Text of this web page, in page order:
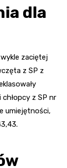
dla
zaciętej
z SP z
z SP nr
umiejętności,